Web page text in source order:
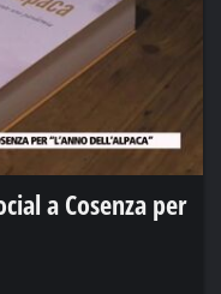
a Cosenza per